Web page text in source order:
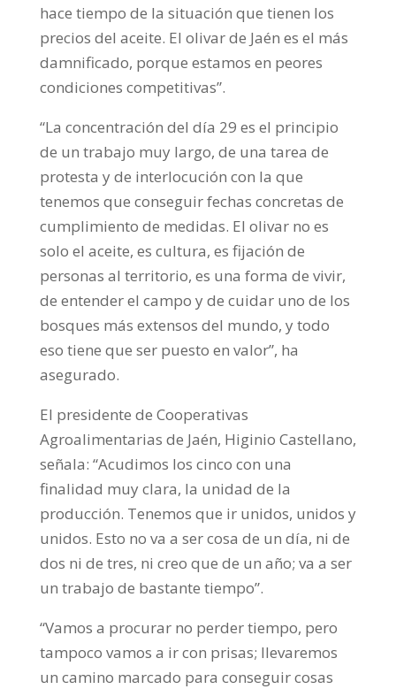
hace tiempo de la situación que tienen los
precios del aceite. El olivar de Jaén es el más
damnificado, porque estamos en peores
condiciones competitivas”.
“La concentración del día 29 es el principio
de un trabajo muy largo, de una tarea de
protesta y de interlocución con la que
tenemos que conseguir fechas concretas de
cumplimiento de medidas. El olivar no es
solo el aceite, es cultura, es fijación de
personas al territorio, es una forma de vivir,
de entender el campo y de cuidar uno de los
bosques más extensos del mundo, y todo
eso tiene que ser puesto en valor”, ha
asegurado.
El presidente de Cooperativas
Agroalimentarias de Jaén, Higinio Castellano,
señala: “Acudimos los cinco con una
finalidad muy clara, la unidad de la
producción. Tenemos que ir unidos, unidos y
unidos. Esto no va a ser cosa de un día, ni de
dos ni de tres, ni creo que de un año; va a ser
un trabajo de bastante tiempo”.
“Vamos a procurar no perder tiempo, pero
tampoco vamos a ir con prisas; llevaremos
un camino marcado para conseguir cosas